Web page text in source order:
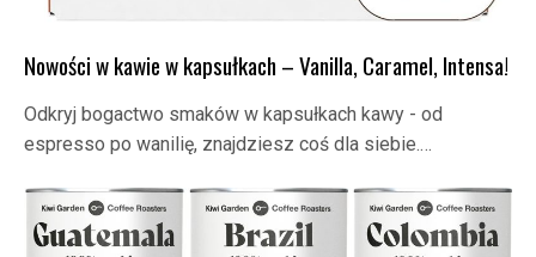
Nowości w kawie w kapsułkach – Vanilla, Caramel, Intensa!
Odkryj bogactwo smaków w kapsułkach kawy - od
espresso po wanilię, znajdziesz coś dla siebie.…